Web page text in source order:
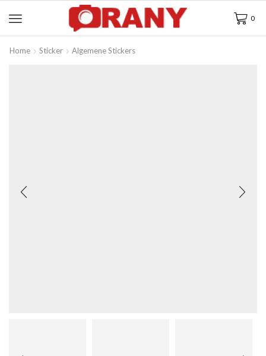
0
Home Sticker Algemene Stickers